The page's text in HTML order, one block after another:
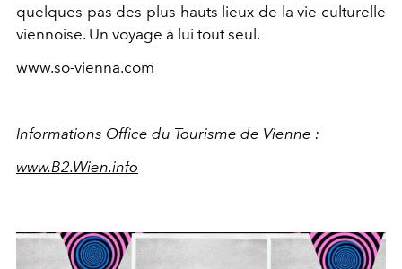
quelques pas des plus hauts lieux de la vie culturelle
viennoise. Un voyage à lui tout seul.
www.so-vienna.com
Informations Office du Tourisme de Vienne :
www.B2.Wien.info